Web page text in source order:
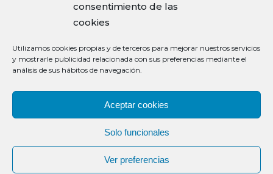
consentimiento de las
cookies
Utilizamos cookies propias y de terceros para mejorar nuestros servicios
y mostrarle publicidad relacionada con sus preferencias mediante el
análisis de sus hábitos de navegación.
Aceptar cookies
Solo funcionales
Ver preferencias
C/Enrique Moreno, 15
Baeza, 23440 JAÉN
+34 953 740 113
info@aceiteclaramunt.com
MÉTODOS DE PAGO ACEPTADOS